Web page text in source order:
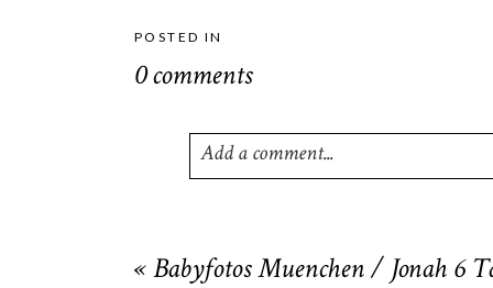
POSTED IN
0 comments
Add a comment...
« Babyfotos Muenchen / Jonah 6